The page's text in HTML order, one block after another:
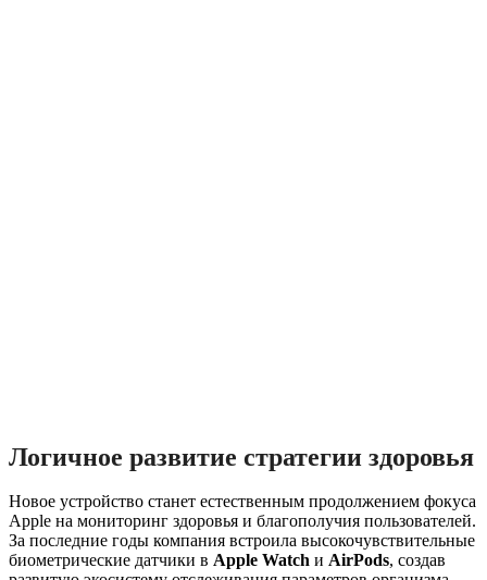
Логичное развитие стратегии здоровья
Новое устройство станет естественным продолжением фокуса
Apple на мониторинг здоровья и благополучия пользователей.
За последние годы компания встроила высокочувствительные
биометрические датчики в Apple Watch и AirPods, создав